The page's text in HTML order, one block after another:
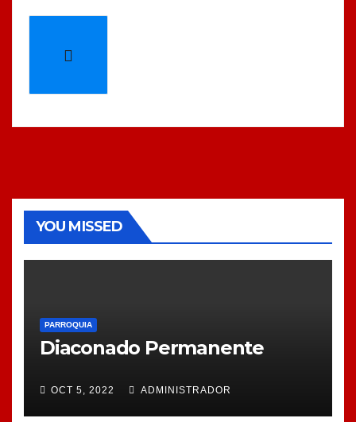
YOU MISSED
PARROQUIA
Diaconado Permanente
OCT 5, 2022 ADMINISTRADOR